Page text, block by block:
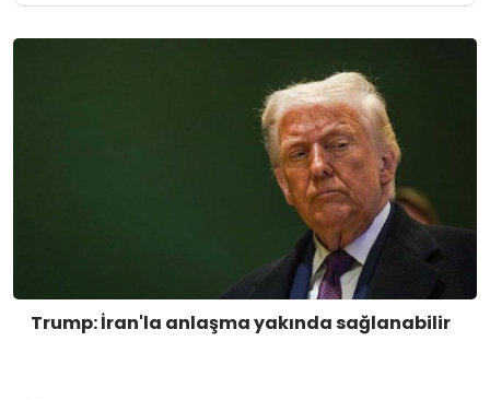
Trump: İran'la anlaşma yakında sağlanabilir